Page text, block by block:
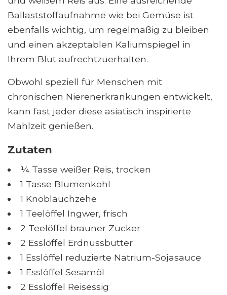
Ballaststoffaufnahme wie bei Gemüse ist
ebenfalls wichtig, um regelmäßig zu bleiben
und einen akzeptablen Kaliumspiegel in
Ihrem Blut aufrechtzuerhalten.
Obwohl speziell für Menschen mit
chronischen Nierenerkrankungen entwickelt,
kann fast jeder diese asiatisch inspirierte
Mahlzeit genießen.
Zutaten
¼ Tasse weißer Reis, trocken
1 Tasse Blumenkohl
1 Knoblauchzehe
1 Teelöffel Ingwer, frisch
2 Teelöffel brauner Zucker
2 Esslöffel Erdnussbutter
1 Esslöffel reduzierte Natrium-Sojasauce
1 Esslöffel Sesamöl
2 Esslöffel Reisessig